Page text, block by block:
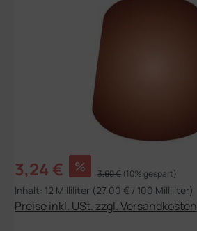
Verkaufspreis:
3,24 € % Regulärer Preis:
3,60 € (10% gespart)
Inhalt: 12 Milliliter (27,00 € / 100 Milliliter)
Preise inkl. USt. zzgl. Versandkosten